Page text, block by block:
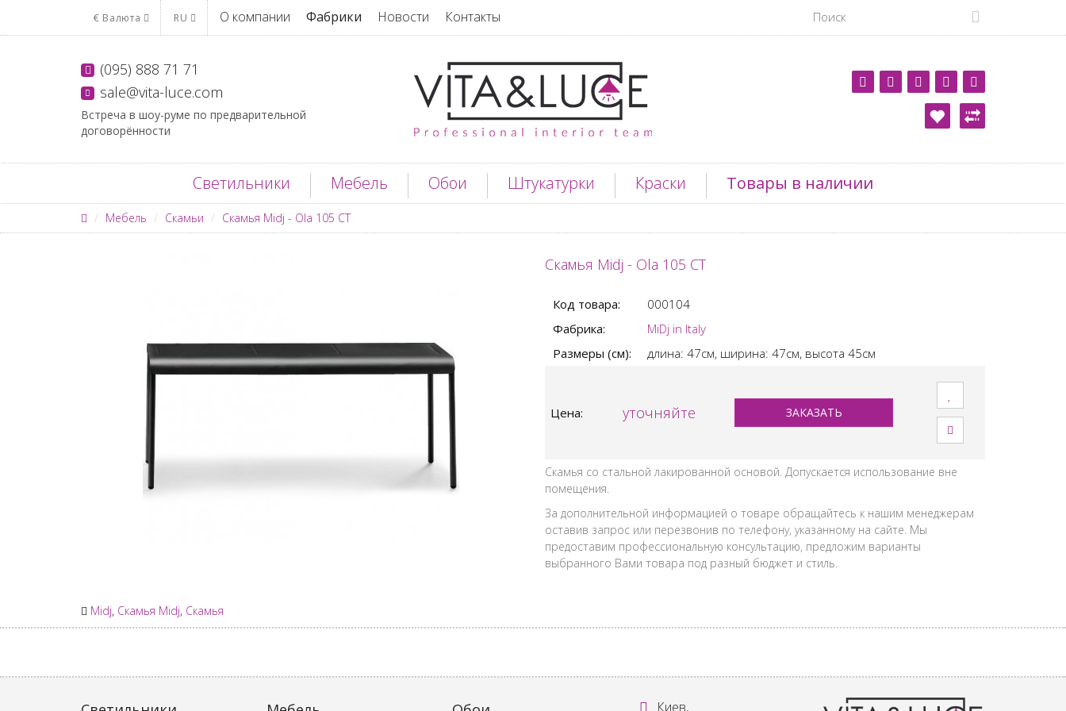
€ Валюта RU О компании Фабрики Новости Контакты
(095) 888 71 71
sale@vita-luce.com
Встреча в шоу-руме по предварительной
договорённости
Светильники Мебель Обои Штукатурки Краски Товары в наличии
Мебель Скамьи Скамья Midj - Ola 105 CT
Скамья Midj - Ola 105 CT
Код товара:
000104
Фабрика:
MiDj in Italy
Размеры (см):
длина: 47см, ширина: 47см, высота 45см
Цена: уточняйте ЗАКАЗАТЬ
Скамья со стальной лакированной основой. Допускается использование вне
помещения.
За дополнительной информацией о товаре обращайтесь к нашим менеджерам
оставив запрос или перезвонив по телефону, указанному на сайте. Мы
предоставим профессиональную консультацию, предложим варианты
выбранного Вами товара под разный бюджет и стиль.
Midj, Скамья Midj, Скамья
Киев,